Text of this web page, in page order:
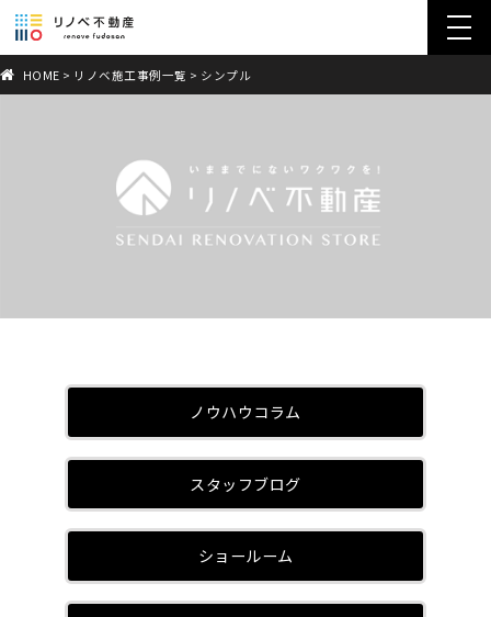
HOME > リノベ施工事例一覧 > シンプル
ノウハウコラム
スタッフブログ
ショールーム